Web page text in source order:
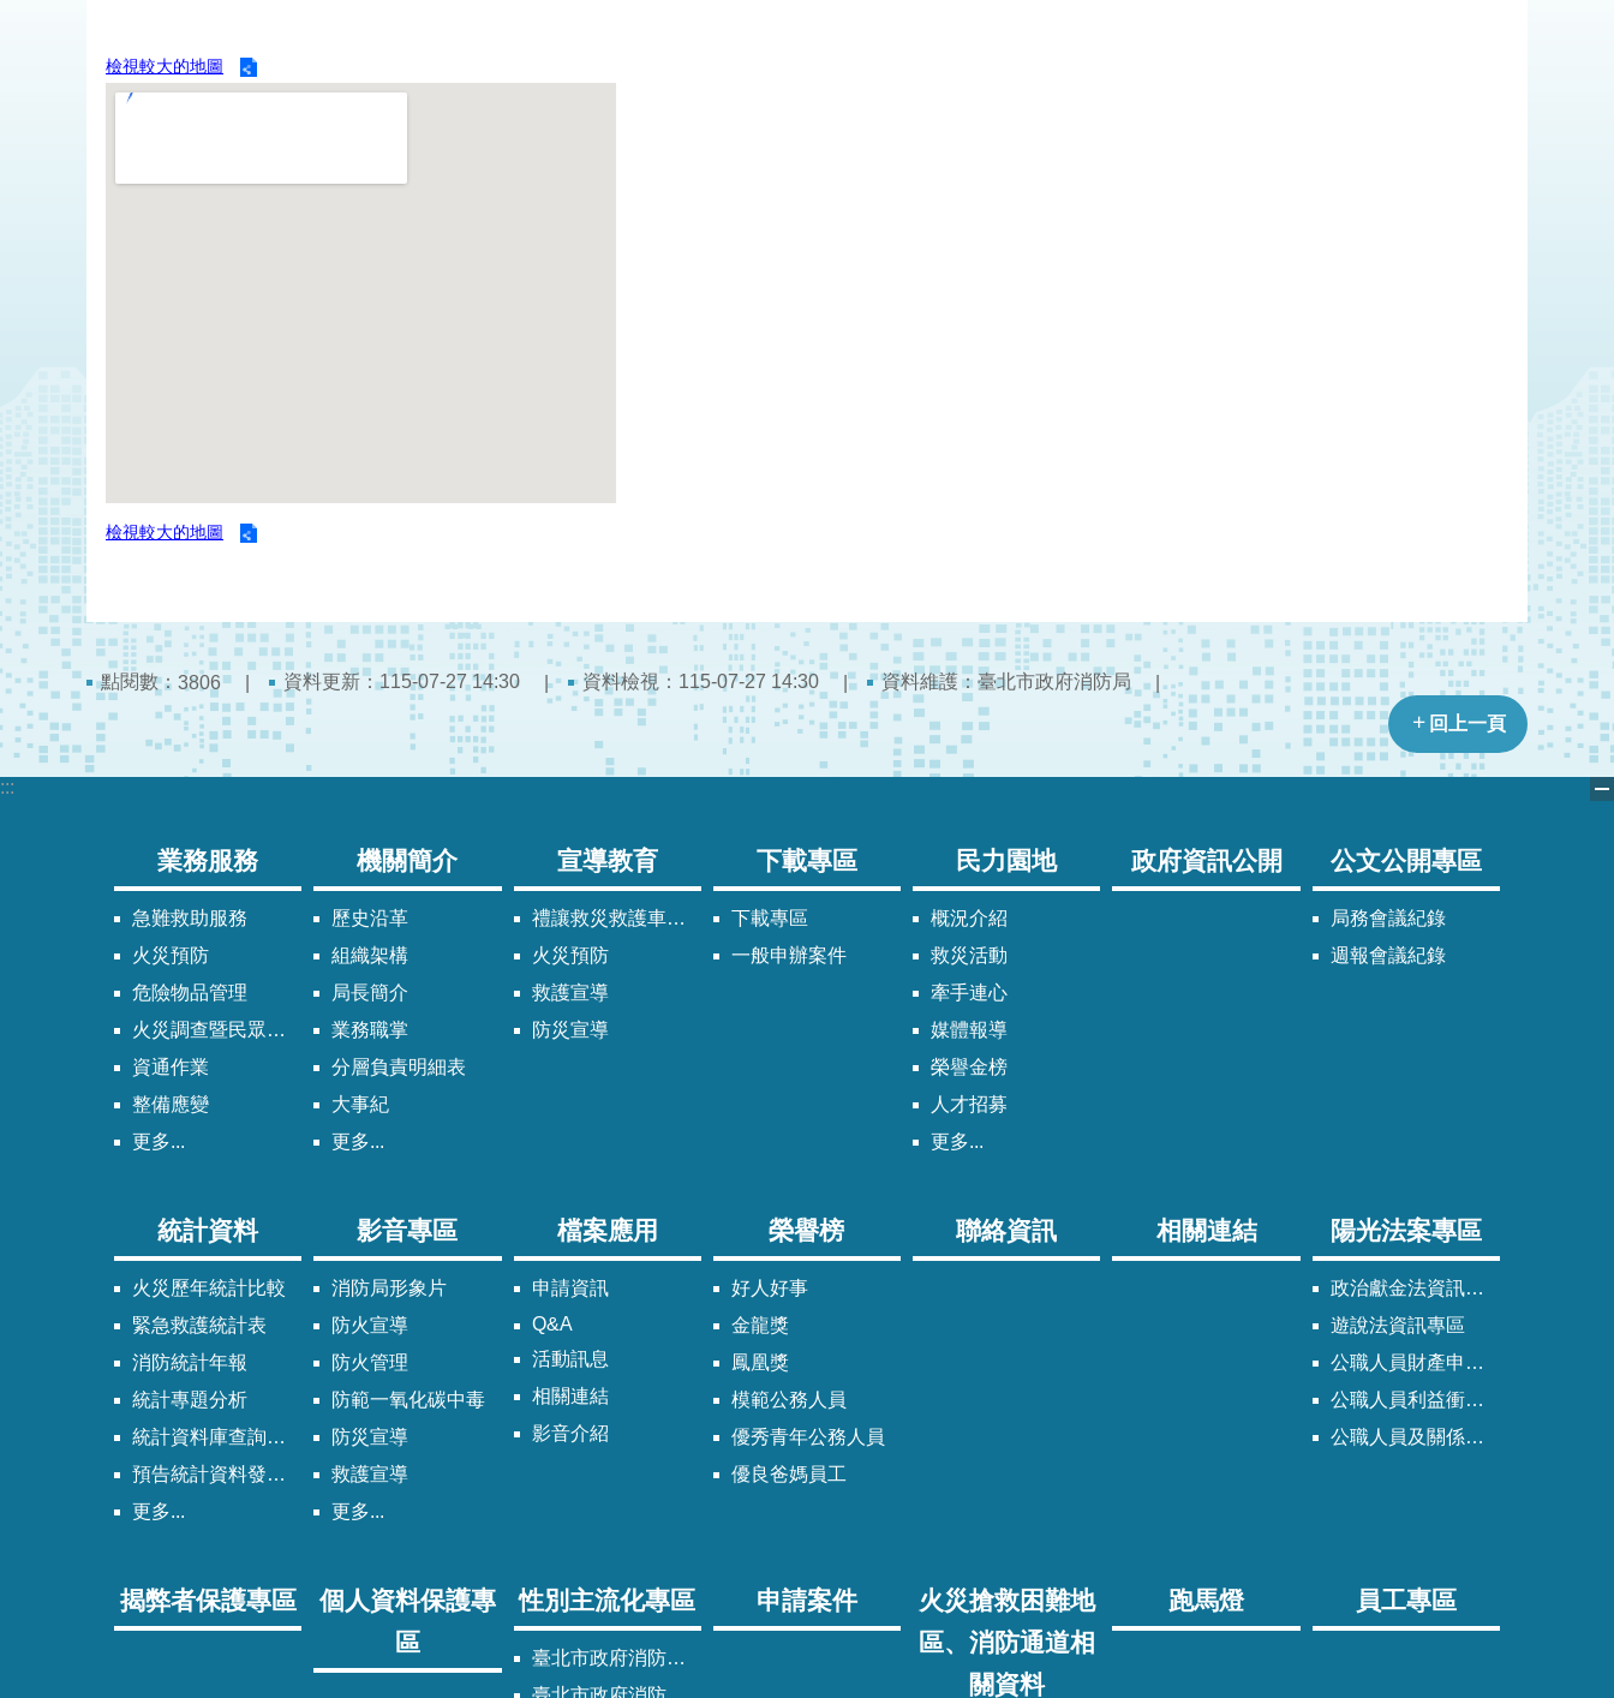
檢視較大的地圖
檢視較大的地圖
點閱數： 3806 資料更新：115-07-27 14:30 資料檢視：115-07-27 14:30 資料維護：臺北市政府消防局
回上一頁
:::
業務服務
急難救助服務
火災預防
危險物品管理
火災調查暨民眾申請服務
資通作業
整備應變
更多...
機關簡介
歷史沿革
組織架構
局長簡介
業務職掌
分層負責明細表
大事紀
更多...
宣導教育
禮讓救災救護車輛須知
火災預防
救護宣導
防災宣導
下載專區
下載專區
一般申辦案件
民力園地
概況介紹
救災活動
牽手連心
媒體報導
榮譽金榜
人才招募
更多...
政府資訊公開 公文公開專區
局務會議紀錄
週報會議紀錄
統計資料
火災歷年統計比較
緊急救護統計表
消防統計年報
統計專題分析
統計資料庫查詢系統
預告統計資料發布時間表
更多...
影音專區
消防局形象片
防火宣導
防火管理
防範一氧化碳中毒
防災宣導
救護宣導
更多...
檔案應用
申請資訊
Q&A
活動訊息
相關連結
影音介紹
榮譽榜
好人好事
金龍獎
鳳凰獎
模範公務人員
優秀青年公務人員
優良爸媽員工
聯絡資訊 相關連結 陽光法案專區
政治獻金法資訊專區
遊說法資訊專區
公職人員財產申報法資訊專區
公職人員利益衝突迴避法資訊專區
公職人員及關係人身分關係公開專區
揭弊者保護專區
個人資料保護專
區
性別主流化專區
臺北市政府消防局性別主流化實施計畫
申請案件
火災搶救困難地
區、消防通道相
關資料
跑馬燈 員工專區